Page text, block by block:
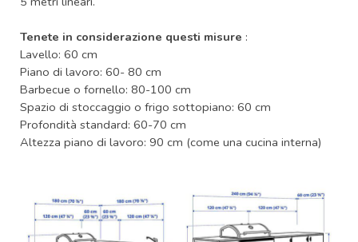
Tenete in considerazione questi misure :
Lavello: 60 cm
Piano di lavoro: 60- 80 cm
Barbecue o fornello: 80-100 cm
Spazio di stoccaggio o frigo sottopiano: 60 cm
Profondità standard: 60-70 cm
Altezza piano di lavoro: 90 cm (come una cucina interna)